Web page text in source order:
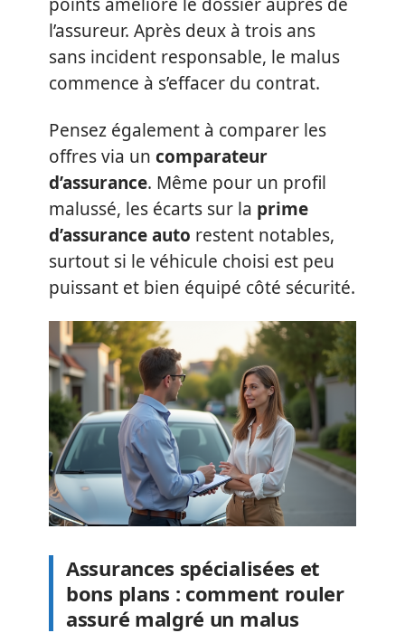
l’assureur. Après deux à trois ans
sans incident responsable, le malus
commence à s’effacer du contrat.
Pensez également à comparer les
offres via un comparateur
d’assurance. Même pour un profil
malussé, les écarts sur la prime
d’assurance auto restent notables,
surtout si le véhicule choisi est peu
puissant et bien équipé côté sécurité.
Assurances spécialisées et
bons plans : comment rouler
assuré malgré un malus